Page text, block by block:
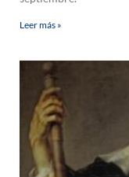
Leer más »